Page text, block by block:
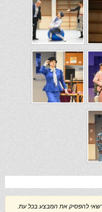
להפסיק את המבצע בכל עת.